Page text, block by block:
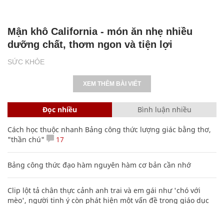
SỨC KHỎE
Mận khô California - món ăn nhẹ nhiều
dưỡng chất, thơm ngon và tiện lợi
XEM THÊM BÀI VIẾT
Đọc nhiều Bình luận nhiều
Cách học thuộc nhanh Bảng công thức lượng giác bằng thơ,
"thần chú"
17
Bảng công thức đạo hàm nguyên hàm cơ bản cần nhớ
Clip lột tả chân thực cảnh anh trai và em gái như 'chó với
mèo', người tinh ý còn phát hiện một vấn đề trong giáo dục